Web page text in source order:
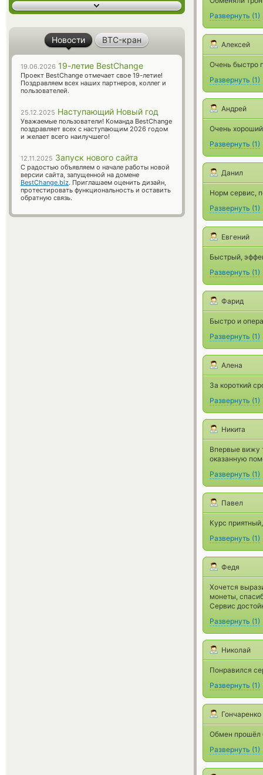
Развернуть (1)
Алексей
Очень быстро
Развернуть (1)
Андрей
Очень
Развернуть (1)
Данил
Норм сервис,
Развернуть (1)
Евгений
Быстрый,
Развернуть (1)
Фарид
Быстро и
Развернуть (1)
Алена
За короткий
Развернуть (1)
Никита
Впервые вижу
оказанную
Развернуть (1)
Павел
Курс
Развернуть (1)
Федя
Хочется
монеты,
Сервис
Развернуть (1)
Николай
Понравился
Развернуть (1)
Обмен прошёл
Развернуть (1)
Новости BTC-кран
19.06.2026 19-летие BestChange
Проект BestChange отмечает свое 19-летие!
Поздравляем всех наших партнеров, коллег и
пользователей.
25.12.2025 Наступающий Новый год
Уважаемые пользователи! Команда BestChange
поздравляет всех с наступающим 2026 годом
и желает всего наилучшего!
12.11.2025 Запуск нового сайта
С радостью объявляем о начале работы новой
версии сайта, запущенной на домене
BestChange.biz. Приглашаем оценить дизайн,
протестировать функциональность и оставить
обратную связь.